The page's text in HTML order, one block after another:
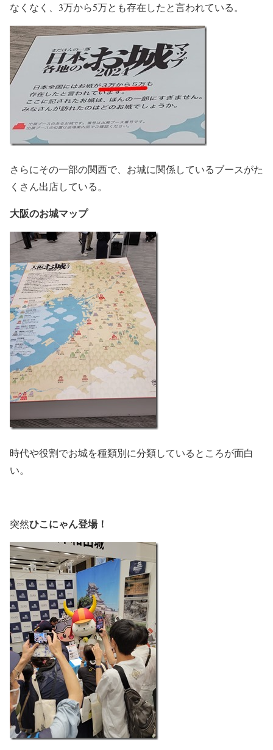
なくなく、3万から5万とも存在したと言われている。
さらにその一部の関西で、お城に関係しているブースがた
くさん出店している。
大阪のお城マップ
時代や役割でお城を種類別に分類しているところが面白
い。
突然ひこにゃん登場！